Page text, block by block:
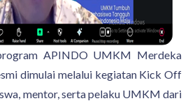
APINDO UMKM Merdeka
dimulai melalui kegiatan Kick Off
mentor, serta pelaku UMKM dari